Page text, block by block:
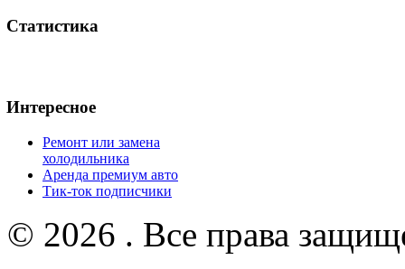
Статистика
Интересное
Ремонт или замена
холодильника
Аренда премиум авто
Тик-ток подписчики
© 2026 . Все права